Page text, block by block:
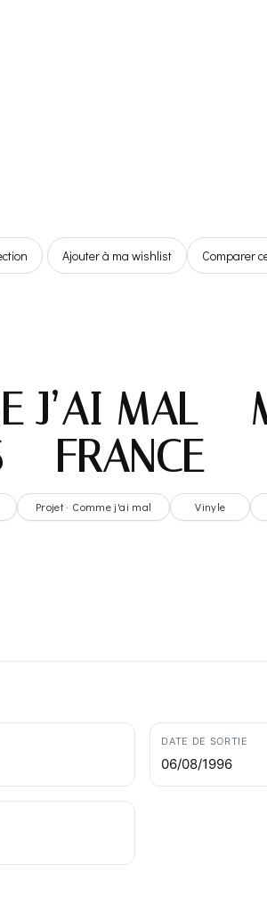
Ajouter à ma wishlist Comparer
J’AI MAL –
– FRANCE
Projet · Comme j'ai mal Vinyle
DATE DE SORTIE
06/08/1996